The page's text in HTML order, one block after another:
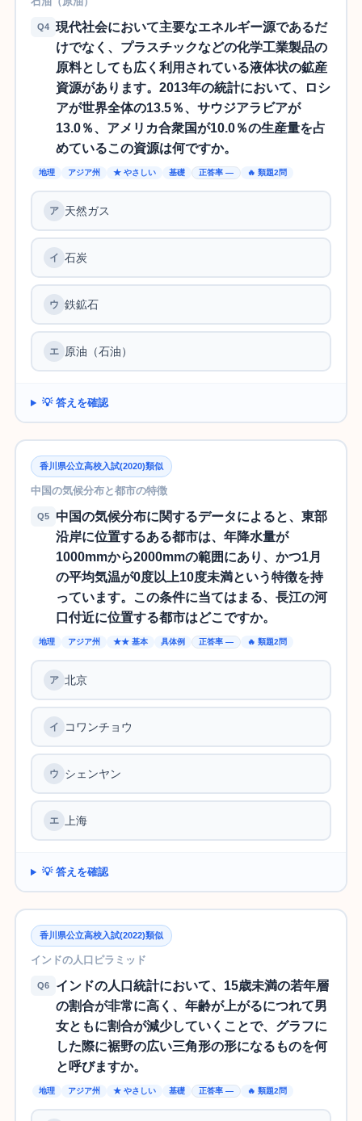
Q4
現代社会において主要なエネルギー源であるだ
けでなく、プラスチックなどの化学工業製品の
原料としても広く利用されている液体状の鉱産
資源があります。2013年の統計において、ロシ
アが世界全体の13.5％、サウジアラビアが
13.0％、アメリカ合衆国が10.0％の生産量を占
めているこの資源は何ですか。
地理 アジア州 ★ やさしい 基礎 正答率 — 🔥 類題2問
天然ガス
石炭
鉄鉱石
原油（石油）
💡 答えを確認
香川県公立高校入試(2020)類似
中国の気候分布と都市の特徴
Q5
中国の気候分布に関するデータによると、東部
沿岸に位置するある都市は、年降水量が
1000mmから2000mmの範囲にあり、かつ1月
の平均気温が0度以上10度未満という特徴を持
っています。この条件に当てはまる、長江の河
口付近に位置する都市はどこですか。
地理 アジア州 ★★ 基本 具体例 正答率 — 🔥 類題2問
北京
コワンチョウ
シェンヤン
上海
💡 答えを確認
香川県公立高校入試(2022)類似
インドの人口ピラミッド
Q6
インドの人口統計において、15歳未満の若年層
の割合が非常に高く、年齢が上がるにつれて男
女ともに割合が減少していくことで、グラフに
した際に裾野の広い三角形の形になるものを何
と呼びますか。
地理 アジア州 ★ やさしい 基礎 正答率 — 🔥 類題2問